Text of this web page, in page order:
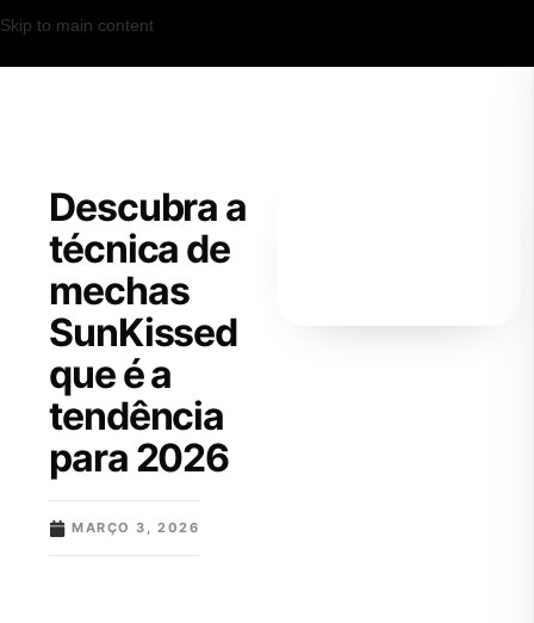
Skip to main content
Descubra a
técnica de
mechas
SunKissed
que é a
tendência
para 2026
MARÇO 3, 2026